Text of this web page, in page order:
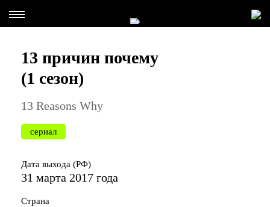
13 причин почему
(1 сезон)
13 Reasons Why
сериал
Дата выхода (РФ)
31 марта 2017 года
Страна